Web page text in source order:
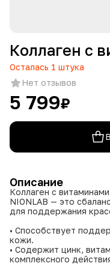
Коллаген с
Осталась 1 штука
Нет отзывов
5 799₽
Описание
Коллаген с
NIONLAB — это
для поддержания
• Способствует
кожи.
• Содержит цинк,
комплексного